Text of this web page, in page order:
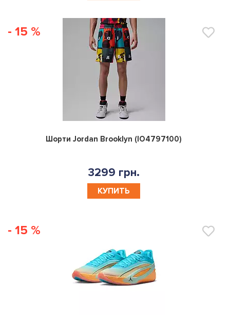
- 15 %
0
Шорти Jordan Brooklyn (IO4797100)
3299 грн.
КУПИТЬ
- 15 %